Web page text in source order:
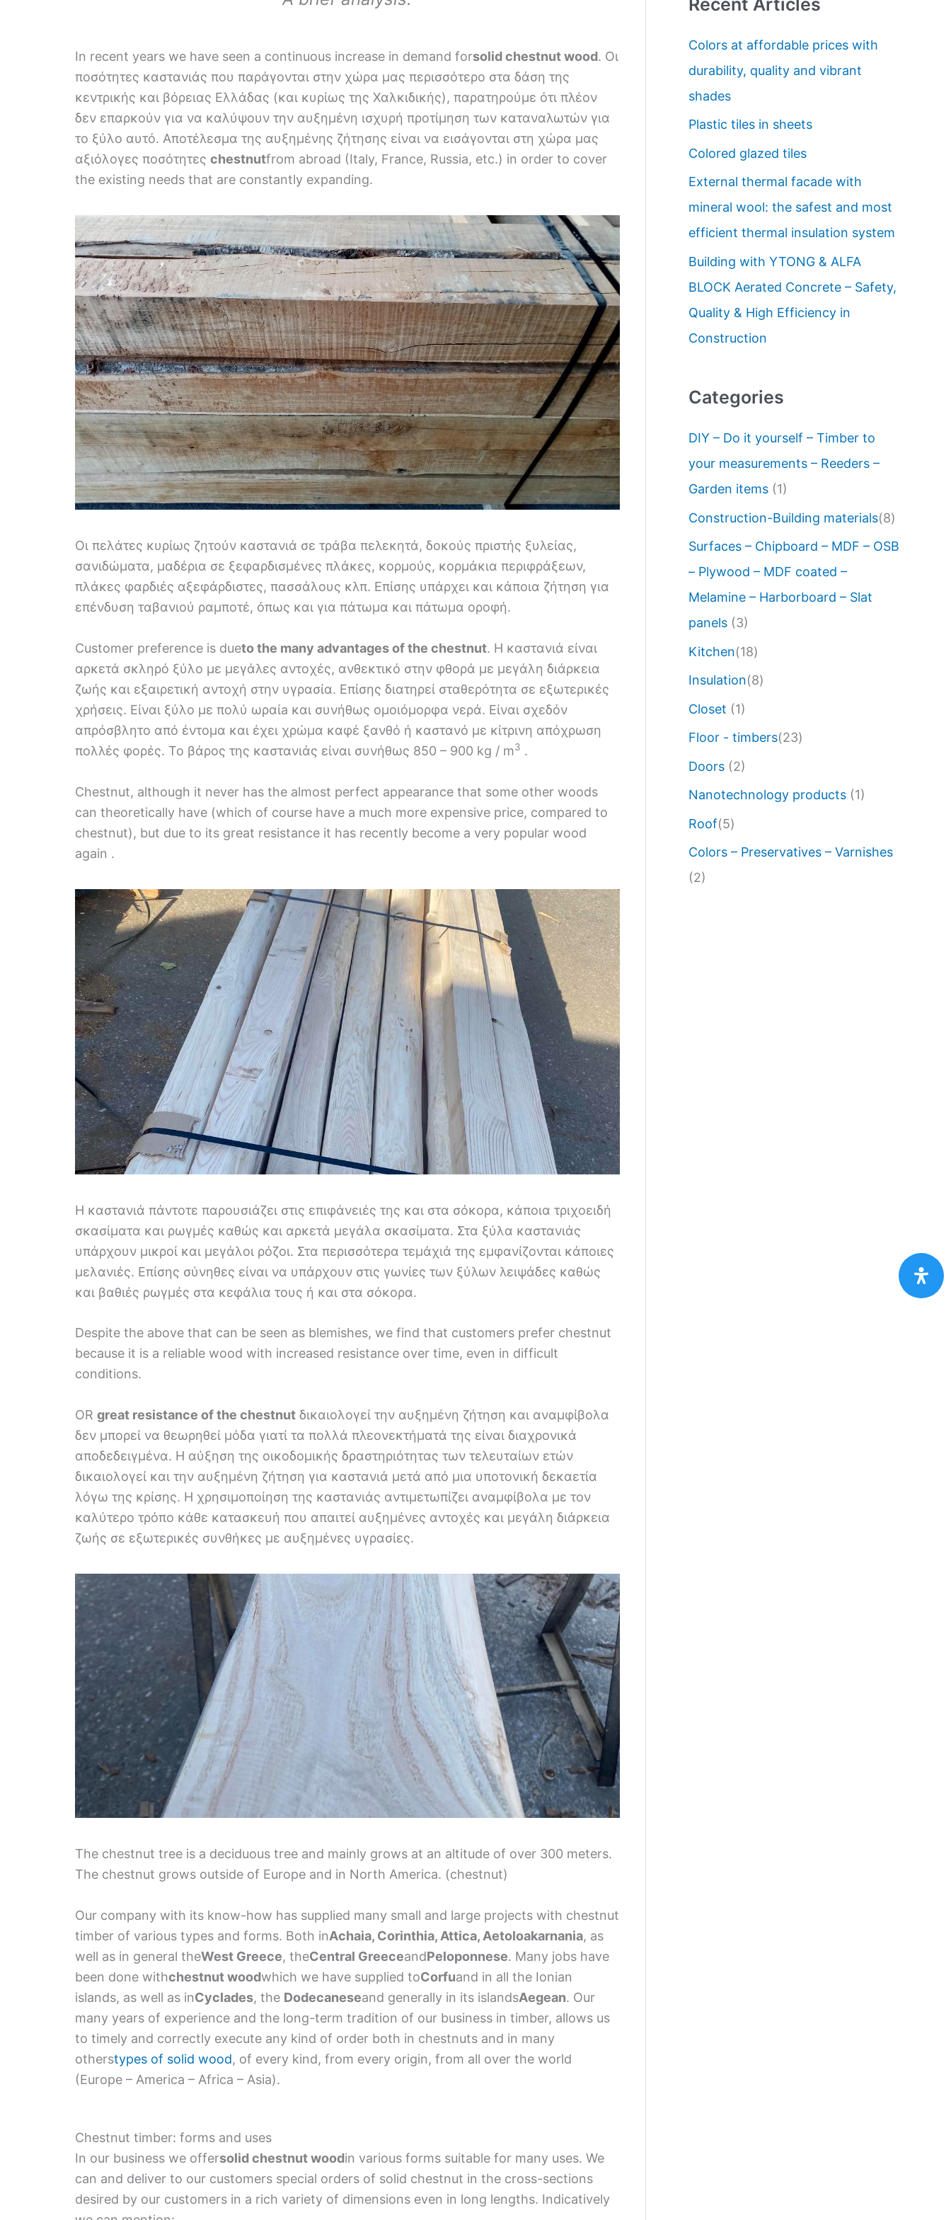
In recent years we have seen a continuous increase in demand forsolid chestnut wood. Οι
ποσότητες καστανιάς που παράγονται στην χώρα μας περισσότερο στα δάση της
κεντρικής και βόρειας Ελλάδας (και κυρίως της Χαλκιδικής), παρατηρούμε ότι πλέον
δεν επαρκούν για να καλύψουν την αυξημένη ισχυρή προτίμηση των καταναλωτών για
το ξύλο αυτό. Αποτέλεσμα της αυξημένης ζήτησης είναι να εισάγονται στη χώρα μας
αξιόλογες ποσότητες chestnutfrom abroad (Italy, France, Russia, etc.) in order to cover
the existing needs that are constantly expanding.
Οι πελάτες κυρίως ζητούν καστανιά σε τράβα πελεκητά, δοκούς πριστής ξυλείας,
σανιδώματα, μαδέρια σε ξεφαρδισμένες πλάκες, κορμούς, κορμάκια περιφράξεων,
πλάκες φαρδιές αξεφάρδιστες, πασσάλους κλπ. Επίσης υπάρχει και κάποια ζήτηση για
επένδυση ταβανιού ραμποτέ, όπως και για πάτωμα και πάτωμα οροφή.
Customer preference is dueto the many advantages of the chestnut. Η καστανιά είναι
αρκετά σκληρό ξύλο με μεγάλες αντοχές, ανθεκτικό στην φθορά με μεγάλη διάρκεια
ζωής και εξαιρετική αντοχή στην υγρασία. Επίσης διατηρεί σταθερότητα σε εξωτερικές
χρήσεις. Είναι ξύλο με πολύ ωραίa και συνήθως ομοιόμορφα νερά. Είναι σχεδόν
απρόσβλητο από έντομα και έχει χρώμα καφέ ξανθό ή καστανό με κίτρινη απόχρωση
πολλές φορές. Το βάρος της καστανιάς είναι συνήθως 850 – 900 kg / m3 .
Chestnut, although it never has the almost perfect appearance that some other woods
can theoretically have (which of course have a much more expensive price, compared to
chestnut), but due to its great resistance it has recently become a very popular wood
again .
Η καστανιά πάντοτε παρουσιάζει στις επιφάνειές της και στα σόκορα, κάποια τριχοειδή
σκασίματα και ρωγμές καθώς και αρκετά μεγάλα σκασίματα. Στα ξύλα καστανιάς
υπάρχουν μικροί και μεγάλοι ρόζοι. Στα περισσότερα τεμάχιά της εμφανίζονται κάποιες
μελανιές. Επίσης σύνηθες είναι να υπάρχουν στις γωνίες των ξύλων λειψάδες καθώς
και βαθιές ρωγμές στα κεφάλια τους ή και στα σόκορα.
Despite the above that can be seen as blemishes, we find that customers prefer chestnut
because it is a reliable wood with increased resistance over time, even in difficult
conditions.
OR great resistance of the chestnut δικαιολογεί την αυξημένη ζήτηση και αναμφίβολα
δεν μπορεί να θεωρηθεί μόδα γιατί τα πολλά πλεονεκτήματά της είναι διαχρονικά
αποδεδειγμένα. Η αύξηση της οικοδομικής δραστηριότητας των τελευταίων ετών
δικαιολογεί και την αυξημένη ζήτηση για καστανιά μετά από μια υποτονική δεκαετία
λόγω της κρίσης. Η χρησιμοποίηση της καστανιάς αντιμετωπίζει αναμφίβολα με τον
καλύτερο τρόπο κάθε κατασκευή που απαιτεί αυξημένες αντοχές και μεγάλη διάρκεια
ζωής σε εξωτερικές συνθήκες με αυξημένες υγρασίες.
The chestnut tree is a deciduous tree and mainly grows at an altitude of over 300 meters.
The chestnut grows outside of Europe and in North America. (chestnut)
Our company with its know-how has supplied many small and large projects with chestnut
timber of various types and forms. Both inAchaia, Corinthia, Attica, Aetoloakarnania, as
well as in general theWest Greece, theCentral GreeceandPeloponnese. Many jobs have
been done withchestnut woodwhich we have supplied toCorfuand in all the Ionian
islands, as well as inCyclades, the Dodecaneseand generally in its islandsAegean. Our
many years of experience and the long-term tradition of our business in timber, allows us
to timely and correctly execute any kind of order both in chestnuts and in many
otherstypes of solid wood, of every kind, from every origin, from all over the world
(Europe – America – Africa – Asia).
Chestnut timber: forms and uses
In our business we offersolid chestnut woodin various forms suitable for many uses. We
can and deliver to our customers special orders of solid chestnut in the cross-sections
desired by our customers in a rich variety of dimensions even in long lengths. Indicatively
r
:
Colors at affordable prices with
durability, quality and vibrant
shades
Plastic tiles in sheets
Colored glazed tiles
External thermal facade with
mineral wool: the safest and most
efficient thermal insulation system
Building with YTONG & ALFA
BLOCK Aerated Concrete – Safety,
Quality & High Efficiency in
Construction
Categories
DIY – Do it yourself – Timber to
your measurements – Reeders –
Garden items(1)
Construction-Building materials(8)
Surfaces – Chipboard – MDF – OSB
– Plywood – MDF coated –
Melamine – Harborboard – Slat
panels(3)
Kitchen(18)
Insulation(8)
Closet (1)
Floor - timbers(23)
Doors(2)
Nanotechnology products(1)
Roof(5)
Colors – Preservatives – Varnishes
(2)